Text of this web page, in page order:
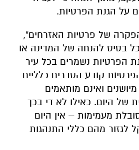
על הגנת הפרטיות.
של פרטיות האזרחים",
כל בסיס להנחה של המדינה או
הפרטיות נשמרים בכל עיר
קובע הסדרים כלליים
ואינם מותאמים
של היום. כאילו לא די בכך
מעמימות – אין היום
לגזור מהם כללי התנהגות